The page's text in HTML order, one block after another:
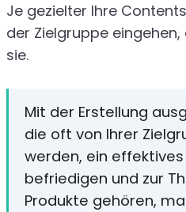
Je gezielter Ihre
der Zielgruppe
sie.
Mit der Erstellung
die oft von Ihrer
werden, ein
befriedigen und zur
Produkte gehören,